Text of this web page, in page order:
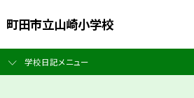
町田市立山崎小学校
学校日記メニュー